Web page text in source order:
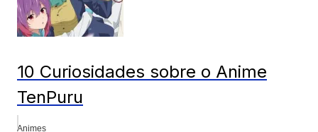
10 Curiosidades sobre o Anime
TenPuru
Animes